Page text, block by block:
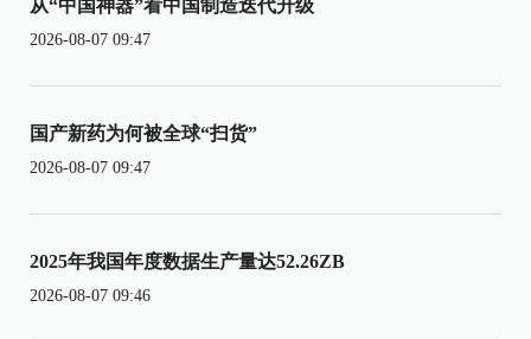
从“中国神器”看中国制造迭代升级
2026-08-07 09:47
国产新药为何被全球“扫货”
2026-08-07 09:47
2025年我国年度数据生产量达52.26ZB
2026-08-07 09:46